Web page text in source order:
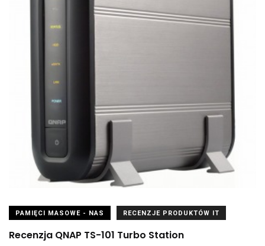
PAMIĘCI MASOWE - NAS RECENZJE PRODUKTÓW IT
Recenzja QNAP TS-101 Turbo Station